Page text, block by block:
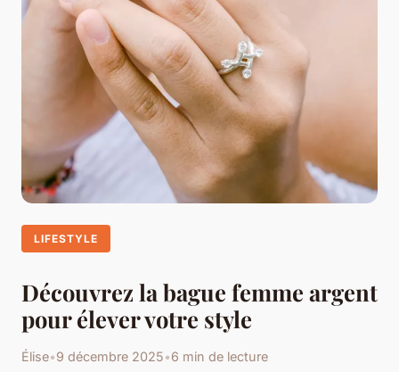
LIFESTYLE
Découvrez la bague femme argent
pour élever votre style
Élise•9 décembre 2025•6 min de lecture